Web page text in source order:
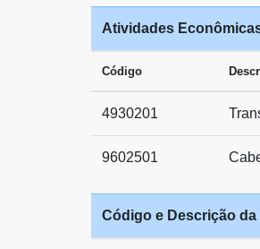
Atividades
Código
4930201
9602501
Código e Descrição